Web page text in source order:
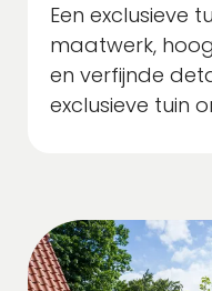
Een exclusieve
maatwerk,
en verfijnde
exclusieve tuin